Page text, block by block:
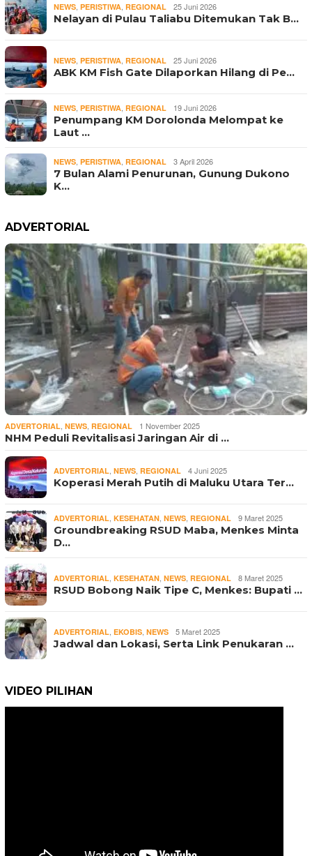
NEWS PERISTIWA REGIONAL 25 Juni 2026
Nelayan di Pulau Taliabu Ditemukan Tak B…
NEWS PERISTIWA REGIONAL 25 Juni 2026
ABK KM Fish Gate Dilaporkan Hilang di Pe…
NEWS PERISTIWA REGIONAL 19 Juni 2026
Penumpang KM Dorolonda Melompat ke
Laut …
NEWS PERISTIWA REGIONAL 3 April 2026
7 Bulan Alami Penurunan, Gunung Dukono
K…
ADVERTORIAL
ADVERTORIAL NEWS REGIONAL 1 November 2025
NHM Peduli Revitalisasi Jaringan Air di …
ADVERTORIAL NEWS REGIONAL 4 Juni 2025
Koperasi Merah Putih di Maluku Utara Ter…
ADVERTORIAL KESEHATAN NEWS REGIONAL 9 Maret 2025
Groundbreaking RSUD Maba, Menkes Minta
D…
ADVERTORIAL KESEHATAN NEWS REGIONAL 8 Maret 2025
RSUD Bobong Naik Tipe C, Menkes: Bupati …
ADVERTORIAL EKOBIS NEWS 5 Maret 2025
Jadwal dan Lokasi, Serta Link Penukaran …
VIDEO PILIHAN